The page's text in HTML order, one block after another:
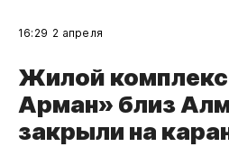
16:29 2 апреля
Жилой
Арман» близ
закрыли на